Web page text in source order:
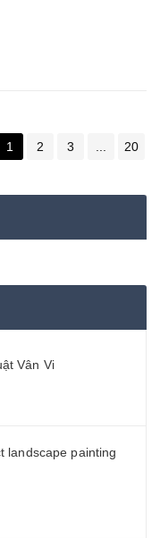
1 2 3 20
Vân Vi
landscape painting